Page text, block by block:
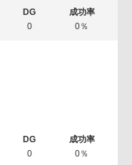
0 0％
0 0％